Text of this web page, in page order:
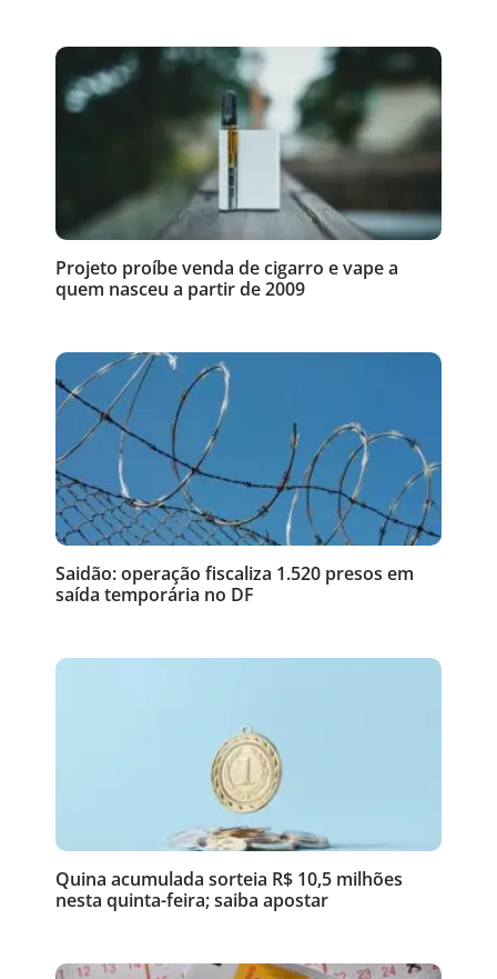
Projeto proíbe venda de cigarro e vape a
quem nasceu a partir de 2009
Saidão: operação fiscaliza 1.520 presos em
saída temporária no DF
Quina acumulada sorteia R$ 10,5 milhões
nesta quinta-feira; saiba apostar